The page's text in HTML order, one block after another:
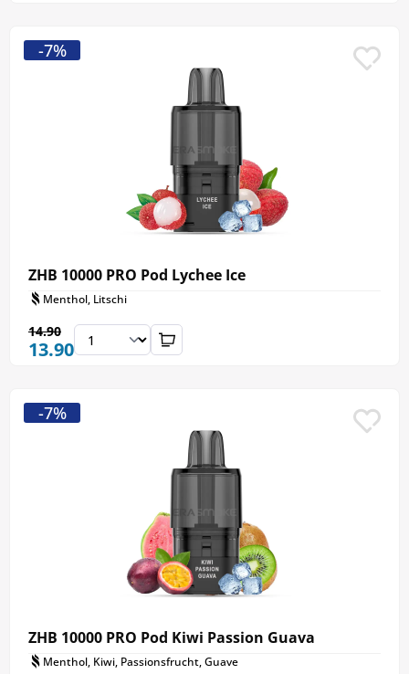
ZHB 10000 PRO Pod Lychee Ice
Menthol, Litschi
13.90
14.90
-7%
ZHB 10000 PRO Pod Kiwi Passion Guava
Menthol, Kiwi, Passionsfrucht, Guave
-7%